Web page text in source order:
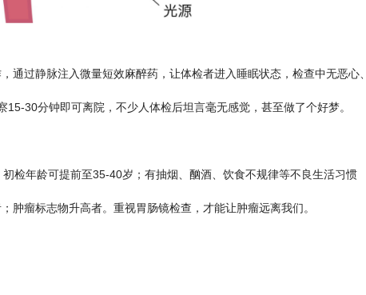
通过静脉注入微量短效麻醉药，让体检者进入睡眠状态，检查中无恶心、
30分钟即可离院，不少人体检后坦言毫无感觉，甚至做了个好梦。
检年龄可提前至35-40岁；有抽烟、酗酒、饮食不规律等不良生活习惯
肿瘤标志物升高者。重视胃肠镜检查，才能让肿瘤远离我们。